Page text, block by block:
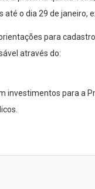
o dia 29 de janeiro,
para
através do:
investimentos para a